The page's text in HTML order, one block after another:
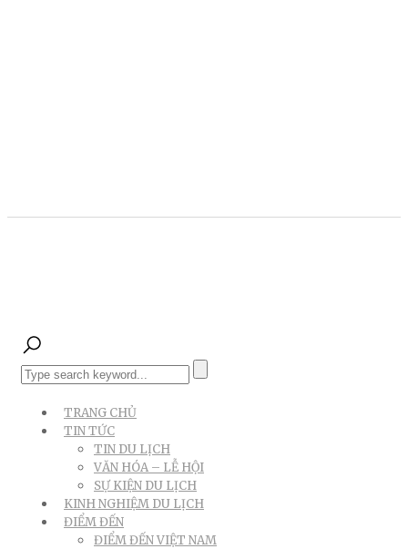
TRANG CHỦ
TIN TỨC
TIN DU LỊCH
VĂN HÓA – LỄ HỘI
SỰ KIỆN DU LỊCH
KINH NGHIỆM DU LỊCH
ĐIỂM ĐẾN
ĐIỂM ĐẾN VIỆT NAM